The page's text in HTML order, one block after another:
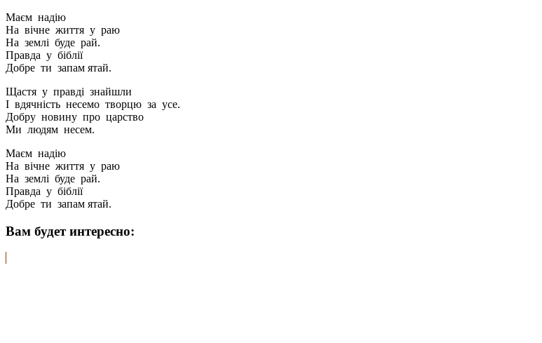
Маєм надію
На вічне життя у раю
На землі буде рай.
Правда у біблії
Добре ти запам ятай.
Щастя у правді знайшли
І вдячність несемо творцю за усе.
Добру новину про царство
Ми людям несем.
Маєм надію
На вічне життя у раю
На землі буде рай.
Правда у біблії
Добре ти запам ятай.
Вам будет интересно: